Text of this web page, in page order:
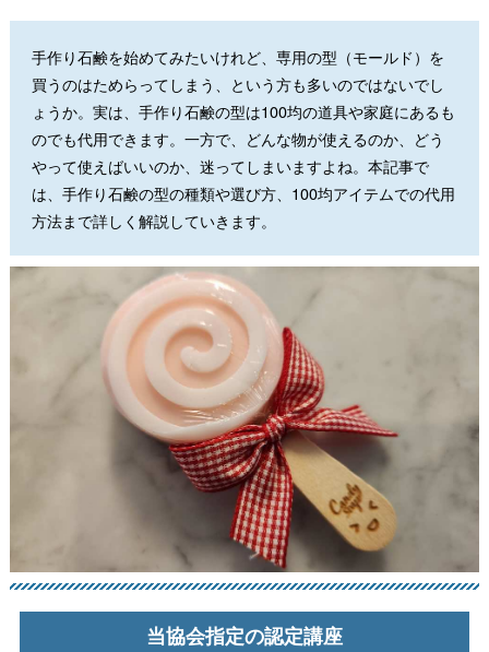
手作り石鹸を始めてみたいけれど、専用の型（モールド）を
買うのはためらってしまう、という方も多いのではないでし
ょうか。実は、手作り石鹸の型は100均の道具や家庭にあるも
のでも代用できます。一方で、どんな物が使えるのか、どう
やって使えばいいのか、迷ってしまいますよね。本記事で
は、手作り石鹸の型の種類や選び方、100均アイテムでの代用
方法まで詳しく解説していきます。
当協会指定の認定講座